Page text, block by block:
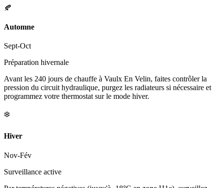
🍂
Automne
Sept-Oct
Préparation hivernale
Avant les 240 jours de chauffe à Vaulx En Velin, faites contrôler la
pression du circuit hydraulique, purgez les radiateurs si nécessaire et
programmez votre thermostat sur le mode hiver.
❄️
Hiver
Nov-Fév
Surveillance active